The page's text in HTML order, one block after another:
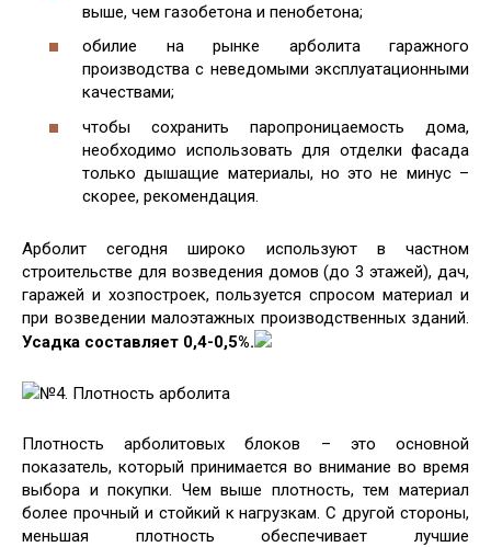
выше, чем газобетона и пенобетона;
обилие на рынке арболита гаражного
производства с неведомыми эксплуатационными
качествами;
чтобы сохранить паропроницаемость дома,
необходимо использовать для отделки фасада
только дышащие материалы, но это не минус –
скорее, рекомендация.
Арболит сегодня широко используют в частном
строительстве для возведения домов (до 3 этажей), дач,
гаражей и хозпостроек, пользуется спросом материал и
при возведении малоэтажных производственных зданий.
Усадка составляет 0,4-0,5%.
№4. Плотность арболита
Плотность арболитовых блоков – это основной
показатель, который принимается во внимание во время
выбора и покупки. Чем выше плотность, тем материал
более прочный и стойкий к нагрузкам. С другой стороны,
меньшая плотность обеспечивает лучшие